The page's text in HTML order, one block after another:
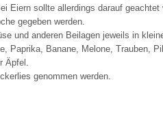
Eiern sollte allerdings darauf geachtet
gegeben werden.
und anderen Beilagen jeweils in
Paprika, Banane, Melone, Trauben,
Äpfel.
genommen werden.